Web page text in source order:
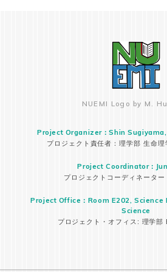
NUEMI Logo by M.
Project Organizer：Shin
プロジェクト責任者：理学部 生命
Project Coordinator：
プロジェクトコーディネーター
Project Office：Room E202, Science
Science
プロジェクト・オフィス: 理学部